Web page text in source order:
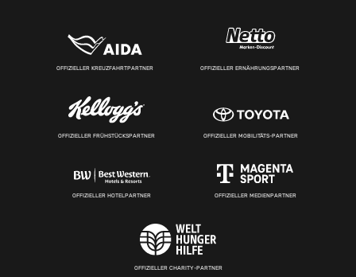
OFFIZIELLER KREUZFAHRTPARTNER OFFIZIELLER ERNÄHRUNGSPARTNER
OFFIZIELLER FRÜHSTÜCKSPARTNER OFFIZIELLER MOBILITÄTS-PARTNER
OFFIZIELLER HOTELPARTNER OFFIZIELLER MEDIENPARTNER
OFFIZIELLER CHARITY-PARTNER